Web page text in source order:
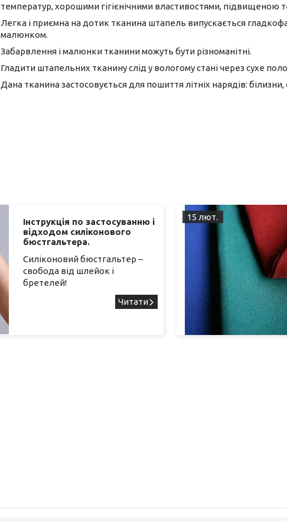
температур, хорошими гігієнічними властивостями,
Легка і приємна на дотик тканина штапель випускається
малюнком.
Забарвлення і малюнки тканини можуть бути різноманітні.
Гладити штапельних тканину слід у вологому стані через сухе
Дана тканина застосовується для пошиття літніх нарядів:
Інструкція по застосуванню і
відходом силіконового
бюстгальтера.
Силіконовий бюстгальтер –
свобода від шлейок і
бретелей!
15 лют.